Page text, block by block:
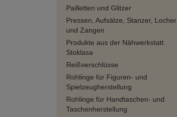
Pailletten und Glitzer
Pressen, Aufsätze, Stanzer, Locher
und Zangen
Produkte aus der Nähwerkstatt
Stoklasa
Reißverschlüsse
Rohlinge für Figuren- und
Spielzeugherstellung
Rohlinge für Handtaschen- und
Taschenherstellung